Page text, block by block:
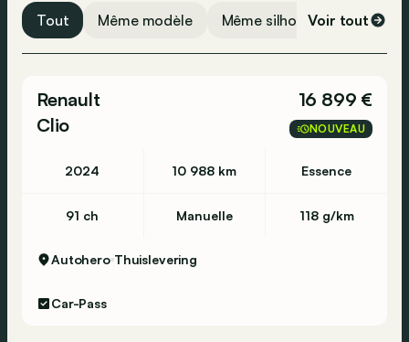
Radio
Airbag conducteur
ABS
ESP
Tout Même modèle Même silhouette Même
Voir tout
Renault
Clio
16 899 €
NOUVEAU
2024 10 988 km Essence
91 ch Manuelle 118 g/km
Autohero Thuislevering
Car-Pass